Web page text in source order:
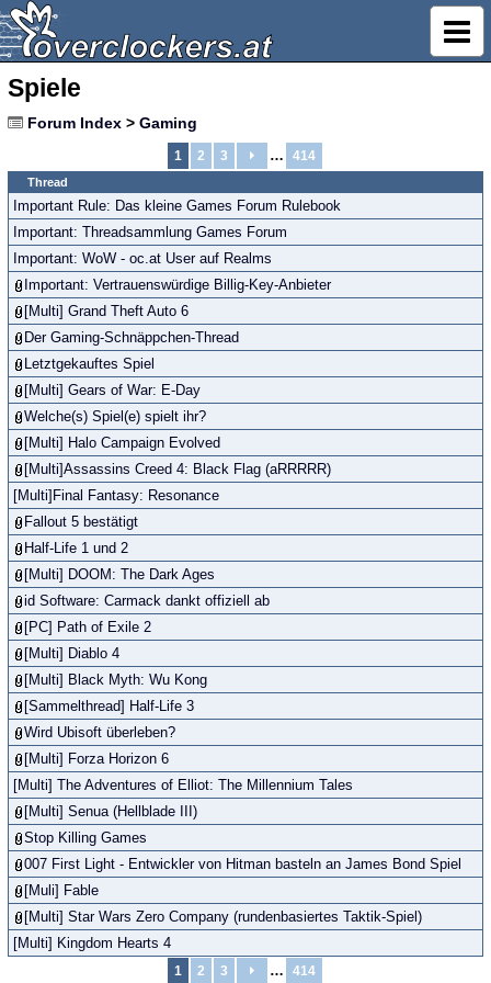
Spiele
Forum Index > Gaming
1 2 3 … 414
Thread
Important Rule: Das kleine Games Forum Rulebook
Important: Threadsammlung Games Forum
Important: WoW - oc.at User auf Realms
Important: Vertrauenswürdige Billig-Key-Anbieter
[Multi] Grand Theft Auto 6
Der Gaming-Schnäppchen-Thread
Letztgekauftes Spiel
[Multi] Gears of War: E-Day
Welche(s) Spiel(e) spielt ihr?
[Multi] Halo Campaign Evolved
[Multi]Assassins Creed 4: Black Flag (aRRRRR)
[Multi]Final Fantasy: Resonance
Fallout 5 bestätigt
Half-Life 1 und 2
[Multi] DOOM: The Dark Ages
id Software: Carmack dankt offiziell ab
[PC] Path of Exile 2
[Multi] Diablo 4
[Multi] Black Myth: Wu Kong
[Sammelthread] Half-Life 3
Wird Ubisoft überleben?
[Multi] Forza Horizon 6
[Multi] The Adventures of Elliot: The Millennium Tales
[Multi] Senua (Hellblade III)
Stop Killing Games
007 First Light - Entwickler von Hitman basteln an James Bond Spiel
[Muli] Fable
[Multi] Star Wars Zero Company (rundenbasiertes Taktik-Spiel)
[Multi] Kingdom Hearts 4
1 2 3 … 414